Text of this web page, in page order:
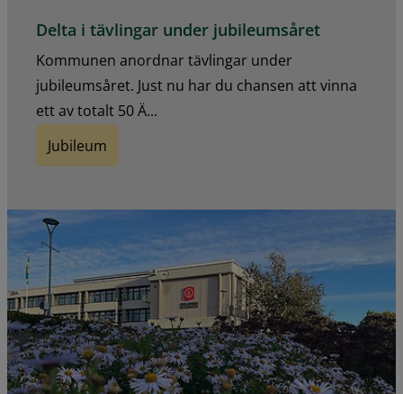
Delta i tävlingar under jubileumsåret
Kommunen anordnar tävlingar under
jubileumsåret. Just nu har du chansen att vinna
ett av totalt 50 Ä...
Jubileum